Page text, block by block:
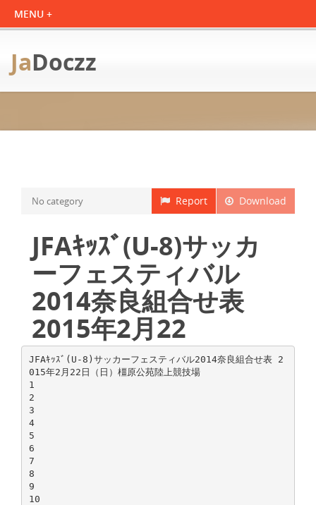
JaDoczz
Download
Report
No category
JFAｷｯｽﾞ(U-8)サッカ
ーフェスティバル
2014奈良組合せ表
2015年2月22
JFAｷｯｽﾞ(U-8)サッカーフェスティバル2014奈良組合せ表 2
015年2月22日（日）橿原公苑陸上競技場
1
2
3
4
5
6
7
8
9
10